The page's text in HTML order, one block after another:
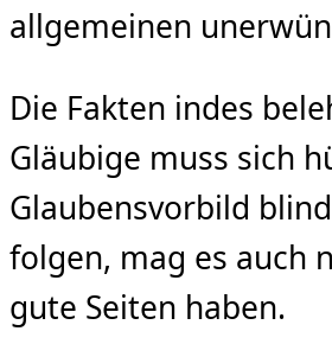
allgemeinen
Die Fakten indes
Gläubige muss sich
Glaubensvorbild
folgen, mag es auch
gute Seiten haben.